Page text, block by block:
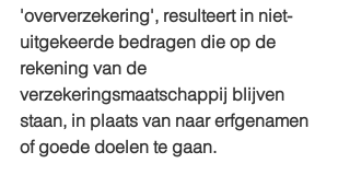
'oververzekering', resulteert in niet-
uitgekeerde bedragen die op de
rekening van de
verzekeringsmaatschappij blijven
staan, in plaats van naar erfgenamen
of goede doelen te gaan.